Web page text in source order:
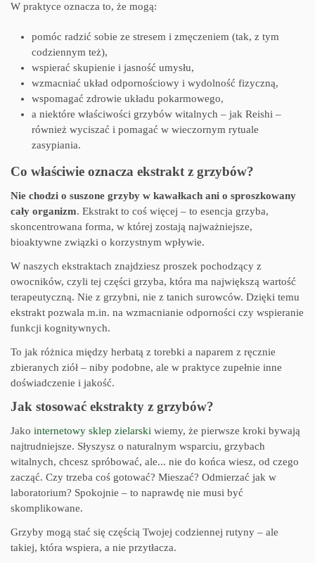
W praktyce oznacza to, że mogą:
pomóc radzić sobie ze stresem i zmęczeniem (tak, z tym
codziennym też),
wspierać skupienie i jasność umysłu,
wzmacniać układ odpornościowy i wydolność fizyczną,
wspomagać zdrowie układu pokarmowego,
a niektóre właściwości grzybów witalnych – jak Reishi –
również wyciszać i pomagać w wieczornym rytuale
zasypiania.
Co właściwie oznacza ekstrakt z grzybów?
Nie chodzi o suszone grzyby w kawałkach ani o sproszkowany
cały organizm. Ekstrakt to coś więcej – to esencja grzyba,
skoncentrowana forma, w której zostają najważniejsze,
bioaktywne związki o korzystnym wpływie.
W naszych ekstraktach znajdziesz proszek pochodzący z
owocników, czyli tej części grzyba, która ma największą wartość
terapeutyczną. Nie z grzybni, nie z tanich surowców. Dzięki temu
ekstrakt pozwala m.in. na wzmacnianie odporności czy wspieranie
funkcji kognitywnych.
To jak różnica między herbatą z torebki a naparem z ręcznie
zbieranych ziół – niby podobne, ale w praktyce zupełnie inne
doświadczenie i jakość.
Jak stosować ekstrakty z grzybów?
Jako internetowy sklep zielarski wiemy, że pierwsze kroki bywają
najtrudniejsze. Słyszysz o naturalnym wsparciu, grzybach
witalnych, chcesz spróbować, ale... nie do końca wiesz, od czego
zacząć. Czy trzeba coś gotować? Mieszać? Odmierzać jak w
laboratorium? Spokojnie – to naprawdę nie musi być
skomplikowane.
Grzyby mogą stać się częścią Twojej codziennej rutyny – ale
takiej, która wspiera, a nie przytłacza.